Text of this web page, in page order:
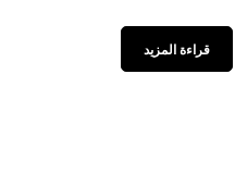
قراءة المزيد